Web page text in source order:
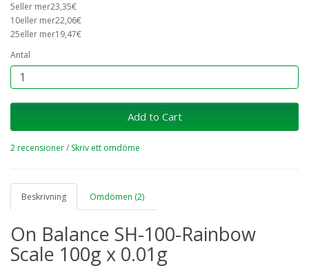
5eller mer23,35€
10eller mer22,06€
25eller mer19,47€
Antal
Add to Cart
2 recensioner/ Skriv ett omdöme
Beskrivning Omdömen (2)
On Balance SH-100-Rainbow
Scale 100g x 0.01g